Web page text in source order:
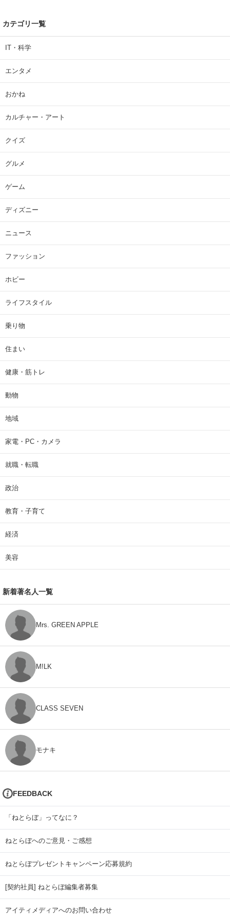
カテゴリ一覧
IT・科学
エンタメ
おかね
カルチャー・アート
クイズ
グルメ
ゲーム
ディズニー
ニュース
ファッション
ホビー
ライフスタイル
乗り物
住まい
健康・筋トレ
動物
地域
家電・PC・カメラ
就職・転職
政治
教育・子育て
経済
美容
新着著名人一覧
Mrs. GREEN APPLE
M!LK
CLASS SEVEN
モナキ
FEEDBACK
「ねとらぼ」ってなに？
ねとらぼへのご意見・ご感想
ねとらぼプレゼントキャンペーン応募規約
[契約社員] ねとらぼ編集者募集
アイティメディアへのお問い合わせ